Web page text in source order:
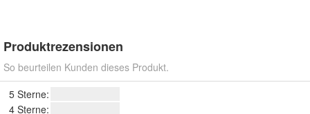
Produktrezensionen
So beurteilen Kunden dieses Produkt.
5 Sterne:
4 Sterne: